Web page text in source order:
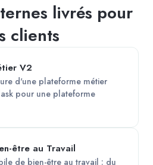
livrés pour
clients
V2
d'une plateforme métier
pour une plateforme
être au Travail
de bien-être au travail : du